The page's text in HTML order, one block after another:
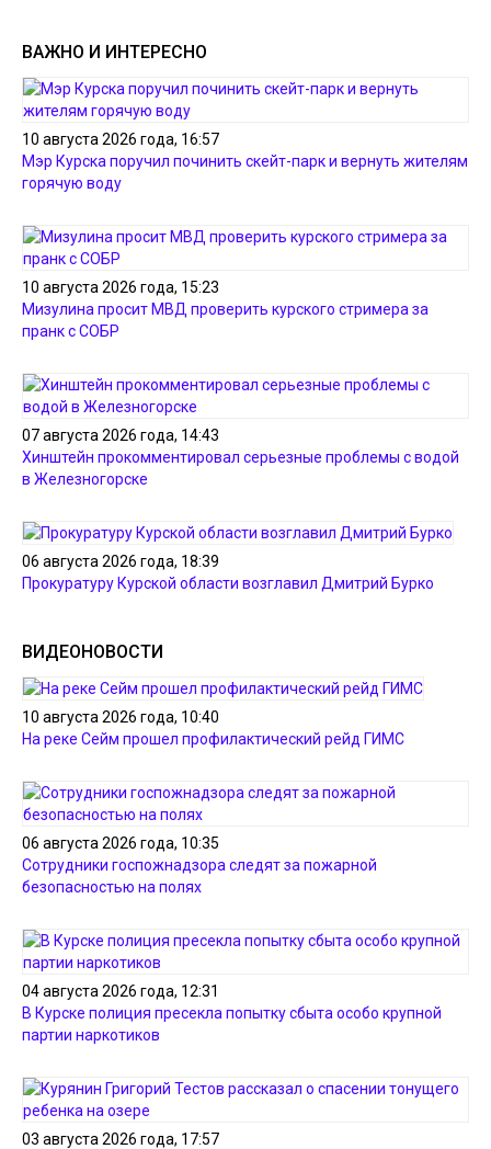
ВАЖНО И ИНТЕРЕСНО
10 августа 2026 года, 16:57
Мэр Курска поручил починить скейт-парк и вернуть жителям
горячую воду
10 августа 2026 года, 15:23
Мизулина просит МВД проверить курского стримера за
пранк с СОБР
07 августа 2026 года, 14:43
Хинштейн прокомментировал серьезные проблемы с водой
в Железногорске
06 августа 2026 года, 18:39
Прокуратуру Курской области возглавил Дмитрий Бурко
ВИДЕОНОВОСТИ
10 августа 2026 года, 10:40
На реке Сейм прошел профилактический рейд ГИМС
06 августа 2026 года, 10:35
Сотрудники госпожнадзора следят за пожарной
безопасностью на полях
04 августа 2026 года, 12:31
В Курске полиция пресекла попытку сбыта особо крупной
партии наркотиков
03 августа 2026 года, 17:57